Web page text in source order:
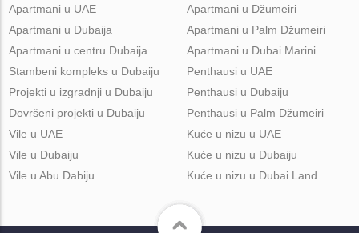
Apartmani u UAE
Apartmani u Dubaija
Apartmani u centru Dubaija
Apartmani u Džumeiri
Apartmani u Palm Džumeiri
Apartmani u Dubai Marini
Stambeni kompleks u Dubaiju
Projekti u izgradnji u Dubaiju
Dovršeni projekti u Dubaiju
Penthausi u UAE
Penthausi u Dubaiju
Penthausi u Palm Džumeiri
Vile u UAE
Vile u Dubaiju
Vile u Abu Dabiju
Kuće u nizu u UAE
Kuće u nizu u Dubaiju
Kuće u nizu u Dubai Land